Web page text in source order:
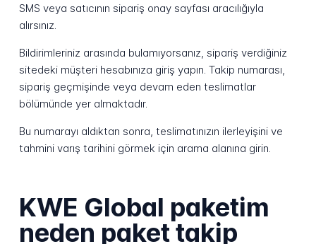
SMS veya satıcının sipariş onay sayfası aracılığıyla
alırsınız.
Bildirimleriniz arasında bulamıyorsanız, sipariş verdiğiniz
sitedeki müşteri hesabınıza giriş yapın. Takip numarası,
sipariş geçmişinde veya devam eden teslimatlar
bölümünde yer almaktadır.
Bu numarayı aldıktan sonra, teslimatınızın ilerleyişini ve
tahmini varış tarihini görmek için arama alanına girin.
KWE Global paketim
neden paket takip